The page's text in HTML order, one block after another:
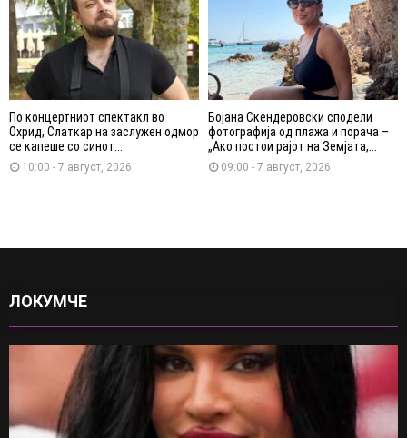
По концертниот спектакл во
Охрид, Слаткар на заслужен одмор
се капеше со синот...
10:00 - 7 август, 2026
Бојана Скендеровски сподели
фотографија од плажа и порача –
„Ако постои рајот на Земјата,...
09:00 - 7 август, 2026
ЛОКУМЧЕ